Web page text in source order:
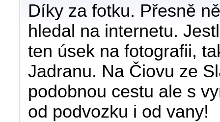
Díky za fotku. Přesně
hledal na internetu.
ten úsek na fotografii,
Jadranu. Na Čiovu ze
podobnou cestu ale s
od podvozku i od vany!